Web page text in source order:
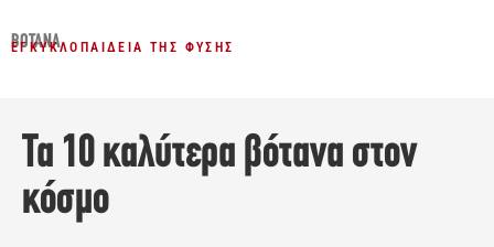
ΒΌΤΑΝΑ
ΕΓΚΥΚΛΟΠΑΊΔΕΙΑ ΤΗΣ ΦΎΣΗΣ
Τα 10 καλύτερα βότανα στον
κόσμο